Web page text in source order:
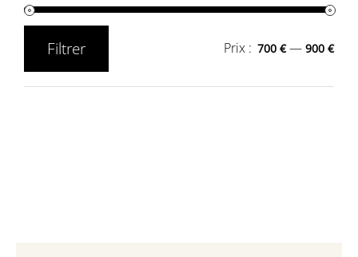
Filtrer Prix : 700 €—900 €